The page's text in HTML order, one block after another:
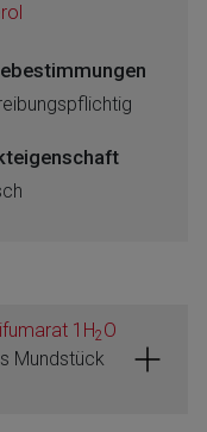
1H2O
Mundstück